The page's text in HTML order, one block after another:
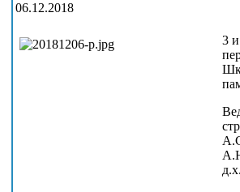
06.12.2018
3